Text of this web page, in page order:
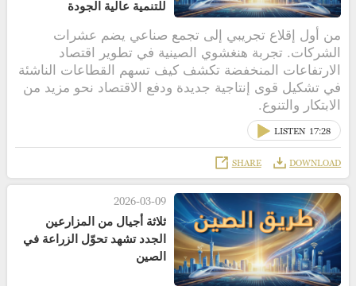
للتنمية عالية الجودة
من أول إقلاع تجريبي إلى تجمع صناعي يضم عشرات
الشركات. تجربة هنغشوي الصينية في تطوير اقتصاد
الارتفاعات المنخفضة تكشف كيف تسهم القطاعات الناشئة
في تشكيل قوى إنتاجية جديدة ودفع الاقتصاد نحو مزيد من
الابتكار والتنوع.
LISTEN 17:28
DOWNLOAD
SHARE
2026-03-09
ثلاثة أجيال من المزارعين
الجدد تشهد تحوّل الزراعة في
الصين